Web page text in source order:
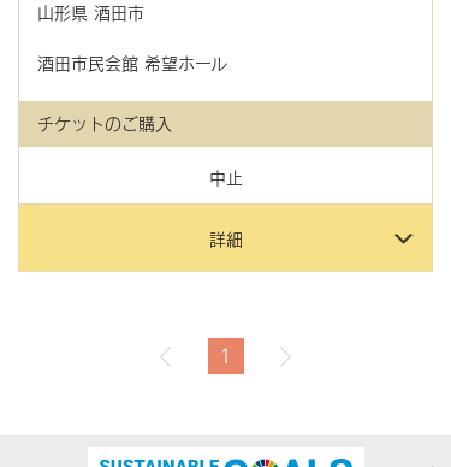
山形県 酒田市
酒田市民会館 希望ホール
チケットのご購入
中止
詳細
1